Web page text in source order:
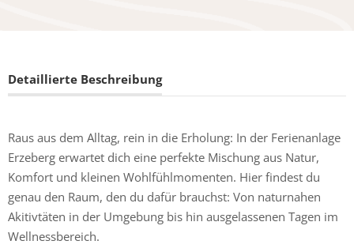
Detaillierte Beschreibung
Raus aus dem Alltag, rein in die Erholung: In der Ferienanlage
Erzeberg erwartet dich eine perfekte Mischung aus Natur,
Komfort und kleinen Wohlfühlmomenten. Hier findest du
genau den Raum, den du dafür brauchst: Von naturnahen
Akitivtäten in der Umgebung bis hin ausgelassenen Tagen im
Wellnessbereich.